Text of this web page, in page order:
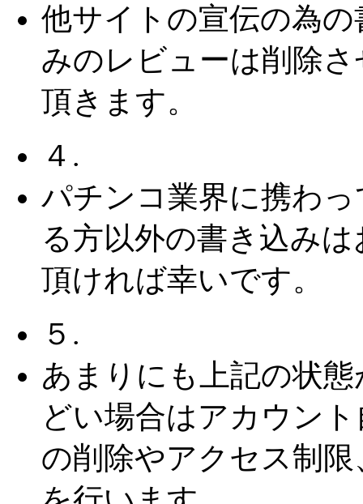
他サイトの宣伝の為の
みのレビューは削除さ
頂きます。
４.
パチンコ業界に携わっ
る方以外の書き込みは
頂ければ幸いです。
５.
あまりにも上記の状態
どい場合はアカウント
の削除やアクセス制限